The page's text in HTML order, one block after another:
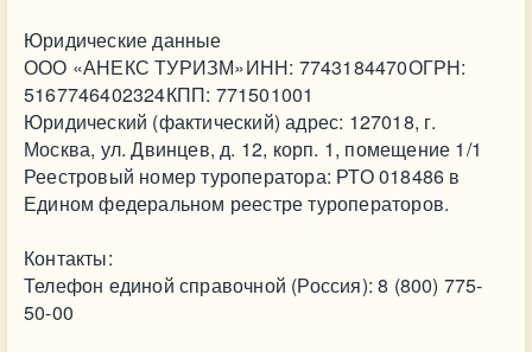
Юридические данные
ООО «АНЕКС ТУРИЗМ»ИНН: 7743184470ОГРН:
5167746402324КПП: 771501001
Юридический (фактический) адрес: 127018, г.
Москва, ул. Двинцев, д. 12, корп. 1, помещение 1/1
Реестровый номер туроператора: РТО 018486 в
Едином федеральном реестре туроператоров.
Контакты:
Телефон единой справочной (Россия): 8 (800) 775-
50-00